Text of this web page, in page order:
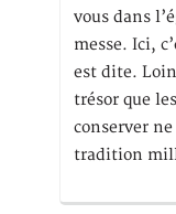
vous dans
messe. Ici,
est dite.
trésor que
conserver
tradition